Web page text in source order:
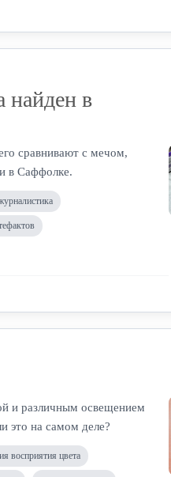
найден в
сравнивают с мечом,
в Саффолке.
и различным освещением
это на самом деле?
восприятия цвета